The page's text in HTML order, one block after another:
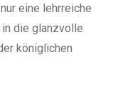
eine lehrreiche
in die glanzvolle
königlichen